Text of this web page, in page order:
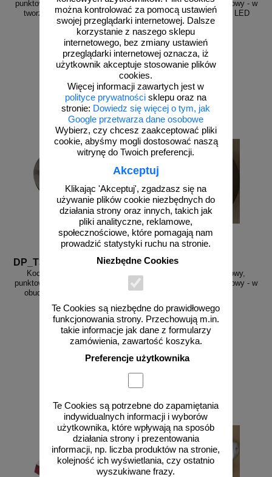
można kontrolować za pomocą ustawień
swojej przeglądarki internetowej. Dalsze
korzystanie z naszego sklepu
internetowego, bez zmiany ustawień
przeglądarki internetowej oznacza, iż
użytkownik akceptuje stosowanie plików
cookies.
Więcej informacji zawartych jest w
polityce prywatności sklepu oraz na
stronie: Dowiedz się więcej o tym, jak
Google przetwarza dane osobowe
Wybierz, czy chcesz zaakceptować pliki
cookie, abyśmy mogli dostosować naszą
witrynę do Twoich preferencji.
Akceptuj
Klikając 'Akceptuj', zgadzasz się na
używanie plików cookie niezbędnych do
działania strony oraz innych, takich jak
pliki analityczne, reklamowe,
społecznościowe, które pomagają nam
prowadzić statystyki ruchu na stronie.
Niezbędne Cookies
Te Cookies są niezbędne do prawidłowego
funkcjonowania strony. Przechowują m.in.
takie informacje jak dane z formularzy
zamówienia, zawartość koszyka.
Preferencje użytkownika
Te Cookies są potrzebne do zapamiętania
indywidualnych informacji i wyborów
użytkownika, które wpływają na sposób
działania strony i prezentowania
informacji, np. liczba produktów na stronie,
kolejność ich wyświetlania, czy ostatnio
wyszukiwane frazy.
punktowy element odblaskowy - z
tworzywa, przyklejany, FLUO
od 30,14 zł
24,50 zł netto
do koszyka
punktowy element odblaskowy - w
obudowie żeliwnej, solar, LED
zobacz
DP_T3LED 12V
Kocie oczko - najezdniowy,
punktowy element odblaskowy - w
obudowie żeliwnej, 12V, LED
DP_T3WOZ
Kocie oczko - najezdniowy,
punktowy element odblaskowy - w
od 114,39 zł
93,00 zł netto